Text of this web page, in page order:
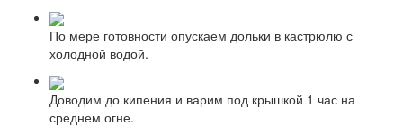
По мере готовности опускаем дольки в кастрюлю с
холодной водой.
Доводим до кипения и варим под крышкой 1 час на
среднем огне.